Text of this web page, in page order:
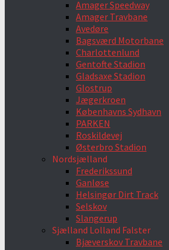
Amager Speedway
Amager Travbane
Avedøre
Bagsværd Motorbane
Charlottenlund
Gentofte Stadion
Gladsaxe Stadion
Glostrup
Jægerkroen
Københavns Sydhavn
PARKEN
Roskildevej
Østerbro Stadion
Nordsjælland
Frederikssund
Ganløse
Helsingør Dirt Track
Selskov
Slangerup
Sjælland Lolland Falster
Bjæverskov Travbane